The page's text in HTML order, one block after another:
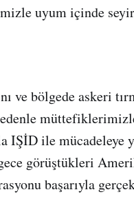
uyum içinde
ve bölgede askeri
IŞİD ile mücadeleye
görüştükleri
başarıyla